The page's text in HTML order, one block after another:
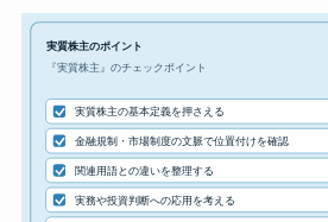
実質株主のポイント
『実質株主』のチェックポイント
実質株主の基本定義を押さえる
金融規制・市場制度の文脈で位置付けを確認
関連用語との違いを整理する
実務や投資判断への応用を考える